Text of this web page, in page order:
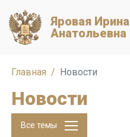
Яровая Ирина
Анатольевна
Главная Новости
Новости
Все темы